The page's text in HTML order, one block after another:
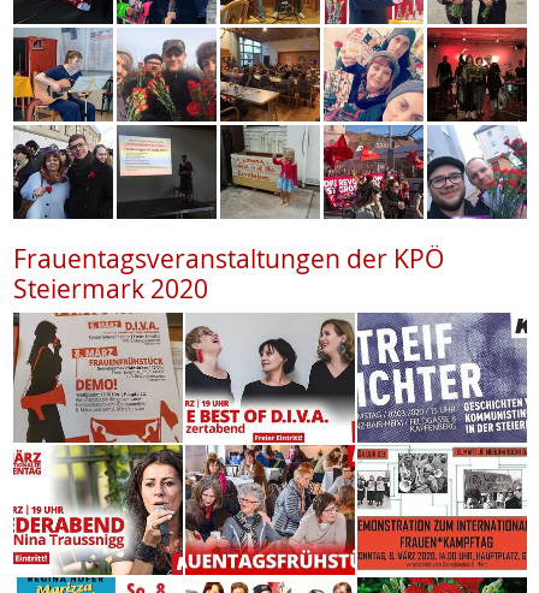
Frauentagsveranstaltungen der KPÖ
Steiermark 2020